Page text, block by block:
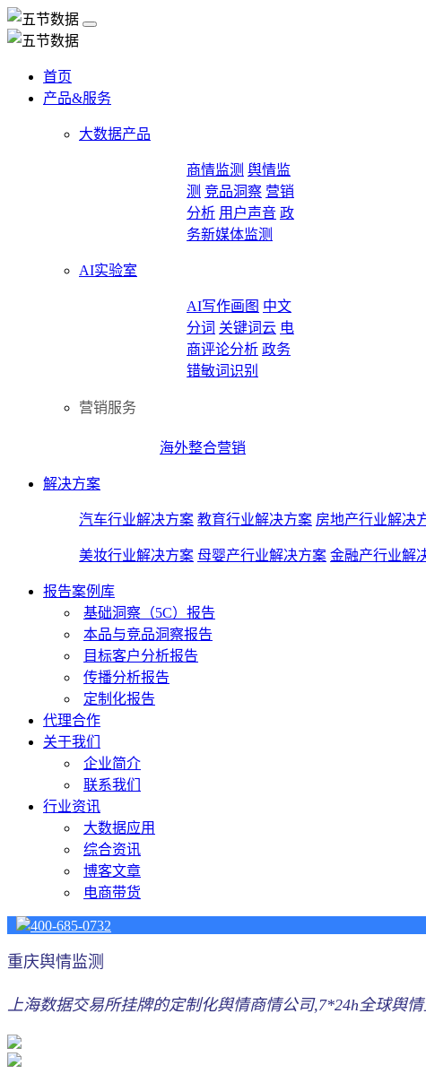
首页
产品&服务
大数据产品
商情监测 舆情监
测 竞品洞察 营销
分析 用户声音 政
务新媒体监测
AI实验室
AI写作画图 中文
分词 关键词云 电
商评论分析 政务
错敏词识别
营销服务
海外整合营销
解决方案
汽车行业解决方案 教育行业解决方案 房地产行业解决
美妆行业解决方案 母婴产行业解决方案 金融产行业解
报告案例库
基础洞察（5C）报告
本品与竞品洞察报告
目标客户分析报告
传播分析报告
定制化报告
代理合作
关于我们
企业简介
联系我们
行业资讯
大数据应用
综合资讯
博客文章
电商带货
400-685-0732
重庆舆情监测
上海数据交易所挂牌的定制化舆情商情公司,7*24h全球舆